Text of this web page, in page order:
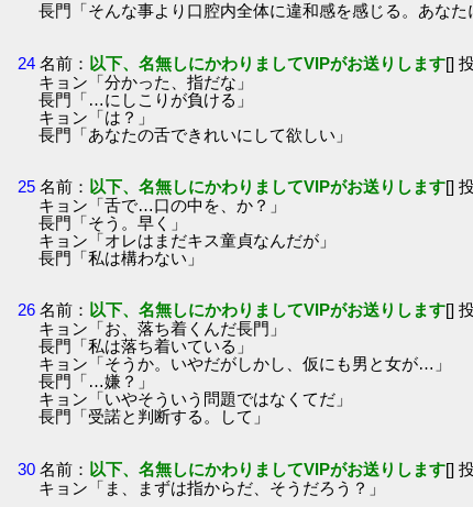
長門「そんな事より口腔内全体に違和感を感じる。あなた
24 名前： 以下、名無しにかわりましてVIPがお送りします[]
キョン「分かった、指だな」
長門「…にしこりが負ける」
キョン「は？」
長門「あなたの舌できれいにして欲しい」
25 名前： 以下、名無しにかわりましてVIPがお送りします[]
キョン「舌で…口の中を、か？」
長門「そう。早く」
キョン「オレはまだキス童貞なんだが」
長門「私は構わない」
26 名前： 以下、名無しにかわりましてVIPがお送りします[]
キョン「お、落ち着くんだ長門」
長門「私は落ち着いている」
キョン「そうか。いやだがしかし、仮にも男と女が…」
長門「…嫌？」
キョン「いやそういう問題ではなくてだ」
長門「受諾と判断する。して」
30 名前： 以下、名無しにかわりましてVIPがお送りします[]
キョン「ま、まずは指からだ、そうだろう？」